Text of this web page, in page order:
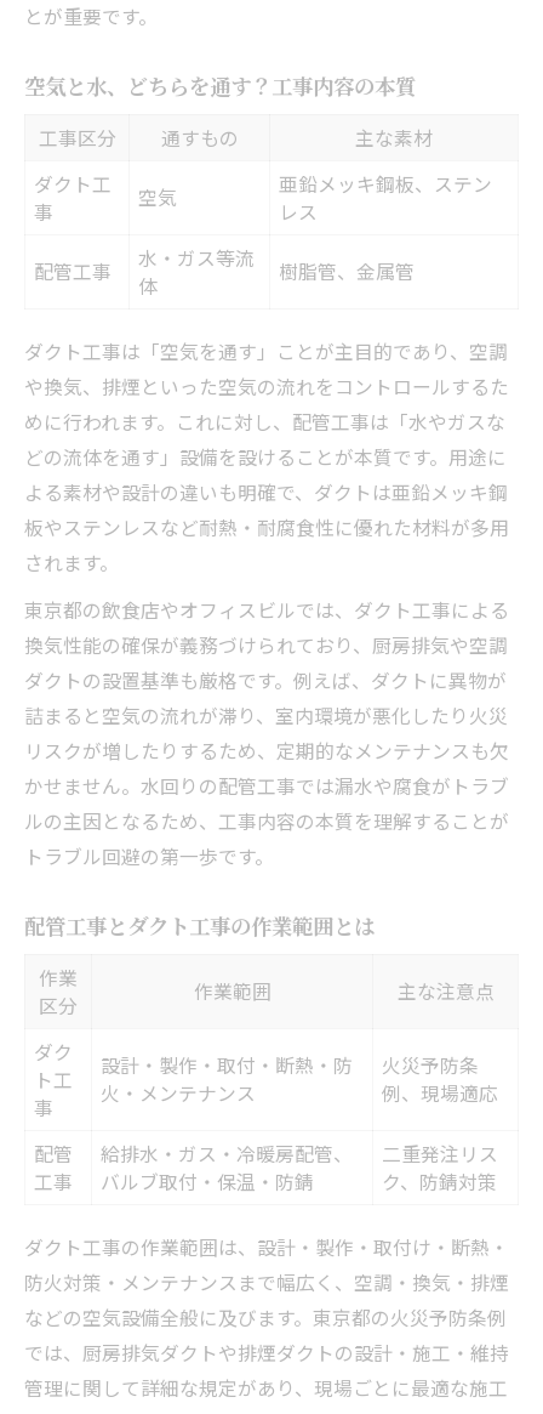
とが重要です。
空気と水、どちらを通す？工事内容の本質
工事区分 通すもの
主な素材
ダクト工
事
空気
亜鉛メッキ鋼板、ステン
レス
配管工事
水・ガス等流
体
樹脂管、金属管
ダクト工事は「空気を通す」ことが主目的であり、空調
や換気、排煙といった空気の流れをコントロールするた
めに行われます。これに対し、配管工事は「水やガスな
どの流体を通す」設備を設けることが本質です。用途に
よる素材や設計の違いも明確で、ダクトは亜鉛メッキ鋼
板やステンレスなど耐熱・耐腐食性に優れた材料が多用
されます。
東京都の飲食店やオフィスビルでは、ダクト工事による
換気性能の確保が義務づけられており、厨房排気や空調
ダクトの設置基準も厳格です。例えば、ダクトに異物が
詰まると空気の流れが滞り、室内環境が悪化したり火災
リスクが増したりするため、定期的なメンテナンスも欠
かせません。水回りの配管工事では漏水や腐食がトラブ
ルの主因となるため、工事内容の本質を理解することが
トラブル回避の第一歩です。
配管工事とダクト工事の作業範囲とは
作業
区分
作業範囲 主な注意点
ダク
ト工
事
設計・製作・取付・断熱・防
火・メンテナンス
火災予防条
例、現場適応
配管
工事
給排水・ガス・冷暖房配管、
バルブ取付・保温・防錆
二重発注リス
ク、防錆対策
ダクト工事の作業範囲は、設計・製作・取付け・断熱・
防火対策・メンテナンスまで幅広く、空調・換気・排煙
などの空気設備全般に及びます。東京都の火災予防条例
では、厨房排気ダクトや排煙ダクトの設計・施工・維持
管理に関して詳細な規定があり、現場ごとに最適な施工